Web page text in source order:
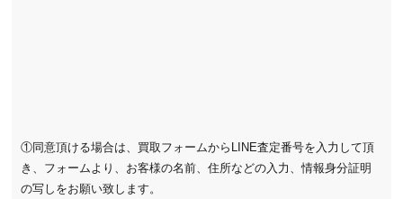
①同意頂ける場合は、買取フォームからLINE査定番号を入力して頂
き、フォームより、お客様の名前、住所などの入力、情報身分証明
の写しをお願い致します。